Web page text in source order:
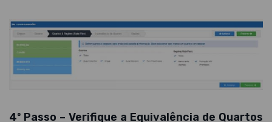
4º Passo – Verifique a Equivalência de Quartos